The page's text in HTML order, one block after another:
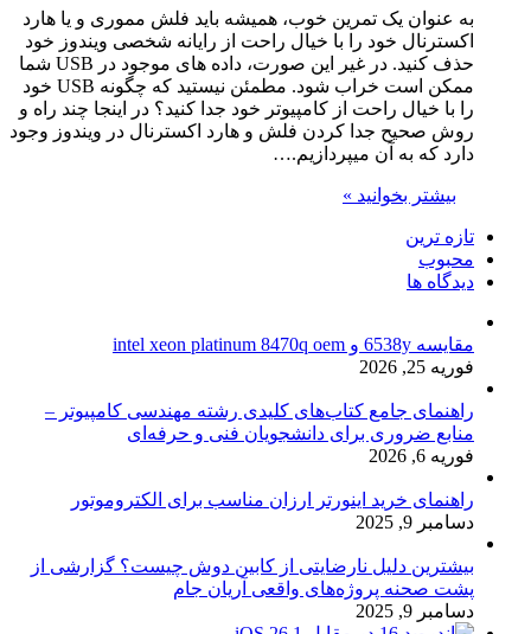
به عنوان یک تمرین خوب، همیشه باید فلش مموری و یا هارد
اکسترنال خود را با خیال راحت از رایانه شخصی ویندوز خود
حذف کنید. در غیر این صورت، داده های موجود در USB شما
ممکن است خراب شود. مطمئن نیستید که چگونه USB خود
را با خیال راحت از کامپیوتر خود جدا کنید؟ در اینجا چند راه و
روش صحیح جدا کردن فلش و هارد اکسترنال در ویندوز وجود
دارد که به آن میپردازیم.…
بیشتر بخوانید »
تازه ترین
محبوب
دیدگاه ها
مقایسه 6538y و intel xeon platinum 8470q oem
فوریه 25, 2026
راهنمای جامع کتاب‌های کلیدی رشته مهندسی کامپیوتر –
منابع ضروری برای دانشجویان فنی و حرفه‌ای
فوریه 6, 2026
راهنمای خرید اینورتر ارزان مناسب برای الکتروموتور
دسامبر 9, 2025
بیشترین دلیل نارضایتی از کابین دوش چیست؟ گزارشی از
پشت صحنه پروژه‌های واقعی آریان جام
دسامبر 9, 2025